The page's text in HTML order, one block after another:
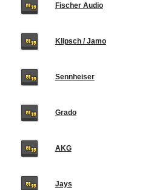
Fischer Audio
Klipsch / Jamo
Sennheiser
Grado
AKG
Jays